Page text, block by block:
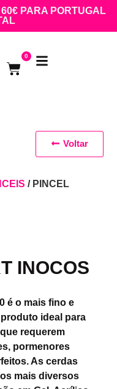
PARA PORTUGAL
0
/ PINCEL
INOCOS
é o mais fino e
ideal para
requerem
pormenores
As cerdas
mais diversos
Voltar